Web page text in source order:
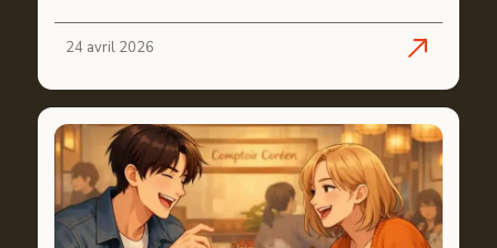
24 avril 2026